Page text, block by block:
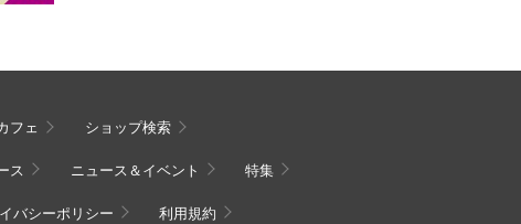
フェ ショップ検索
ス ニュース＆イベント 特集
バシーポリシー 利用規約